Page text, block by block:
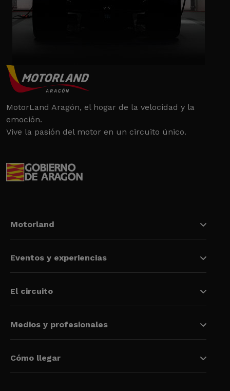
MotorLand Aragón, el hogar de la velocidad y la
emoción.
Vive la pasión del motor en un circuito único.
Motorland
Eventos y experiencias
El circuito
Medios y profesionales
Cómo llegar